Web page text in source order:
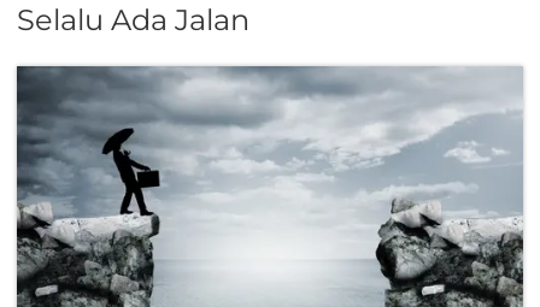
Selalu Ada Jalan